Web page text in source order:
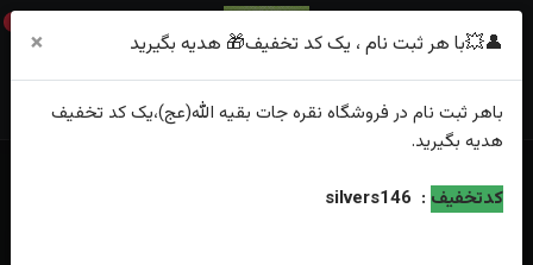
0
خانه فهرست محصولات
👤💥با هر ثبت نام ، یک کد تخفیف🎁 هدیه بگیرید ×
باهر ثبت نام در فروشگاه نقره جات بقیه الله(عج)،یک کد تخفیف
هدیه بگیرید.
کدتخفیف :
silvers146